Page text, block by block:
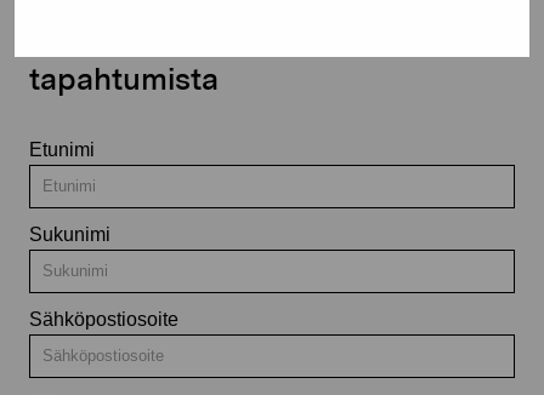
tapahtumista
Etunimi
Sukunimi
Sähköpostiosoite